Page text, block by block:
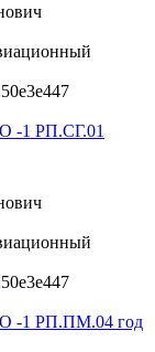
-1 РП.СГ.01
-1 РП.ПМ.04 год